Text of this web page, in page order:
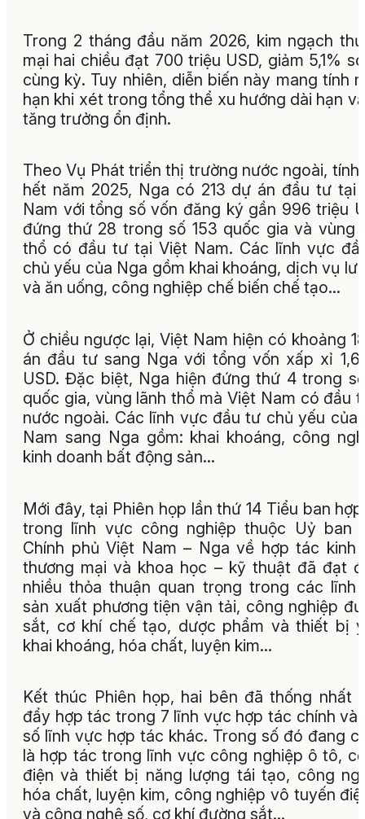
Trong 2 tháng đầu năm 2026, kim ngạch
mại hai chiều đạt 700 triệu USD, giảm 5,1%
cùng kỳ. Tuy nhiên, diễn biến này mang tính
hạn khi xét trong tổng thể xu hướng dài hạn
tăng trưởng ổn định.
Theo Vụ Phát triển thị trường nước ngoài, tính
hết năm 2025, Nga có 213 dự án đầu tư tại
Nam với tổng số vốn đăng ký gần 996 triệu
đứng thứ 28 trong số 153 quốc gia và vùng
thổ có đầu tư tại Việt Nam. Các lĩnh vực
chủ yếu của Nga gồm khai khoáng, dịch vụ
và ăn uống, công nghiệp chế biến chế tạo…
Ở chiều ngược lại, Việt Nam hiện có khoảng
án đầu tư sang Nga với tổng vốn xấp xỉ
USD. Đặc biệt, Nga hiện đứng thứ 4 trong
quốc gia, vùng lãnh thổ mà Việt Nam có đầu
nước ngoài. Các lĩnh vực đầu tư chủ yếu của
Nam sang Nga gồm: khai khoáng, công
kinh doanh bất động sản…
Mới đây, tại Phiên họp lần thứ 14 Tiểu ban
trong lĩnh vực công nghiệp thuộc Uỷ ban
Chính phủ Việt Nam – Nga về hợp tác kinh
thương mại và khoa học – kỹ thuật đã đạt
nhiều thỏa thuận quan trọng trong các lĩnh
sản xuất phương tiện vận tải, công nghiệp
sắt, cơ khí chế tạo, dược phẩm và thiết bị
khai khoáng, hóa chất, luyện kim...
Kết thúc Phiên họp, hai bên đã thống nhất
đẩy hợp tác trong 7 lĩnh vực hợp tác chính và
số lĩnh vực hợp tác khác. Trong số đó đang
là hợp tác trong lĩnh vực công nghiệp ô tô,
điện và thiết bị năng lượng tái tạo, công
hóa chất, luyện kim, công nghiệp vô tuyến
và công nghệ số, cơ khí đường sắt...